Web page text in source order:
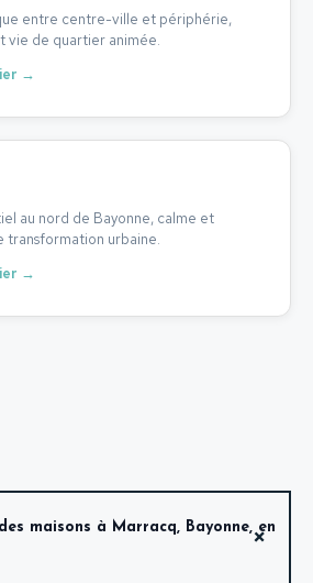
entre centre-ville et périphérie,
vie de quartier animée.
→
au nord de Bayonne, calme et
transformation urbaine.
→
maisons à Marracq, Bayonne, en